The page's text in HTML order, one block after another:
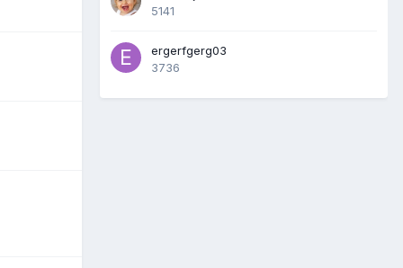
5141
ergerfgerg03
3736